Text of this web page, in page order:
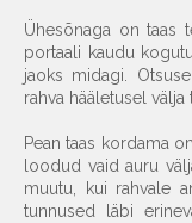
Ühesõnaga on taas
portaali kaudu
jaoks midagi.
rahva hääletusel
Pean taas kordama
loodud vaid auru
muutu, kui rahvale
tunnused läbi